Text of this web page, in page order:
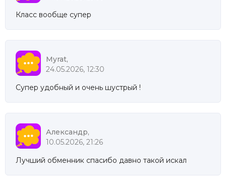
Класс вообще супер
Myrat,
24.05.2026, 12:30
Супер удобный и очень шустрый !
Александр,
10.05.2026, 21:26
Лучший обменник спасибо давно такой искал